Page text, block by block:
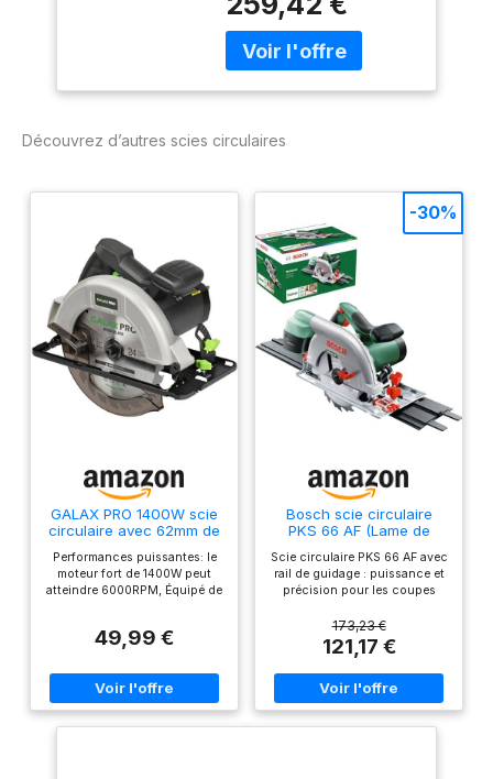
pour bois)
Compatibilité totale avec
le système de rails de
guidage Bosch FSN et
biaises avec le rail de
Progression de travail
rapide grâce au puissant
moteur de 1 800 W et à
la constante électronique
Niveau de pression
acoustique : 88 dB(A),
niveau de puissance
acoustique : 99 dB(A).
Livré avec : GKS 65 GCE,
clé 6 pans de 5 mm,
adaptateur d’aspiration, 1
Découvrez d’autres scies circulaires
GALAX PRO 1400W scie
circulaire avec 62mm de
cuivre
Performances puissantes: le
moteur fort de 1400W peut
atteindre 6000RPM, Équipé de
d'autres matériaux facilement
les commutateurs d'assurance
doubles peuvent éviter
efficacement le danger causé
49,99 €
Bosch scie circulaire
PKS 66 AF (Lame de
carton, 1 600 W)
Scie circulaire PKS 66 AF avec
rail de guidage : puissance et
précision pour les coupes
d’effectuer des coupes
longues très précises avec le
rail de guidage fourni Travail
propre car 80 % des copeaux
sont récupérés par le boîtier
CleanSystem fourni Accepte
173,23 €
121,17 €
-30%